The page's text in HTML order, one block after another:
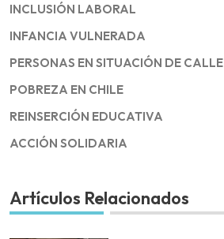
INCLUSIÓN LABORAL
INFANCIA VULNERADA
PERSONAS EN SITUACIÓN DE CALLE
POBREZA EN CHILE
REINSERCIÓN EDUCATIVA
ACCIÓN SOLIDARIA
Artículos Relacionados